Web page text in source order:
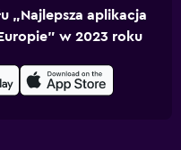
„Najlepsza aplikacja
w 2023 roku